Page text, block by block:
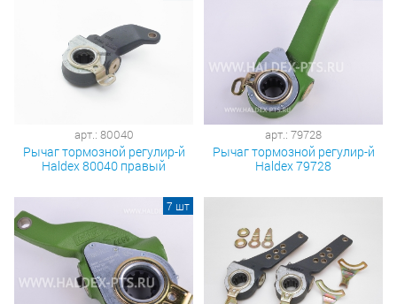
арт.: 80040
Рычаг тормозной регулир-й
Haldex 80040 правый
арт.: 79728
Рычаг тормозной регулир-й
Haldex 79728
7 шт